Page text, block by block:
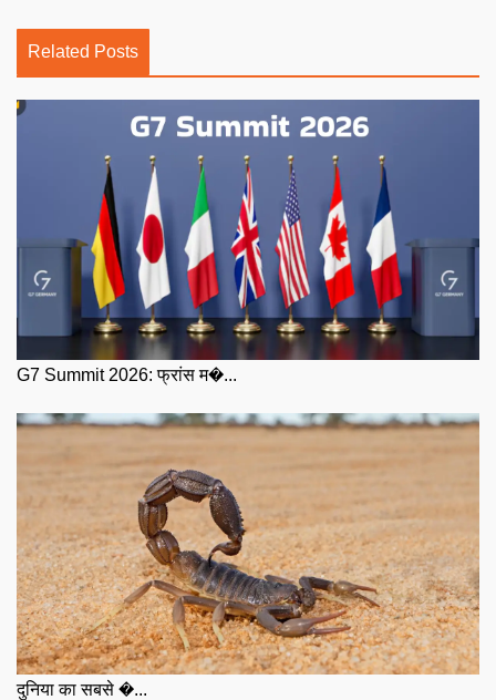
Related Posts
G7 Summit 2026: फ्रांस म�...
दुनिया का सबसे �...